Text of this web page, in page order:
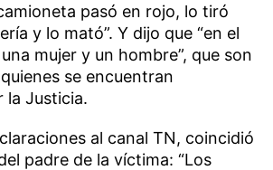
pasó en rojo, lo tiró
y lo mató”. Y dijo que “en el
mujer y un hombre”, que son
se encuentran
la Justicia.
al canal TN, coincidió
padre de la víctima: “Los